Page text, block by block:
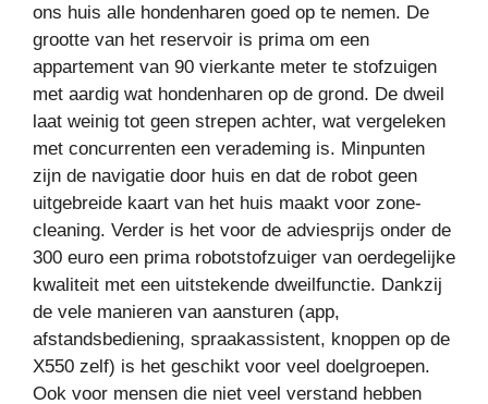
ons huis alle hondenharen goed op te nemen. De
grootte van het reservoir is prima om een
appartement van 90 vierkante meter te stofzuigen
met aardig wat hondenharen op de grond. De dweil
laat weinig tot geen strepen achter, wat vergeleken
met concurrenten een verademing is. Minpunten
zijn de navigatie door huis en dat de robot geen
uitgebreide kaart van het huis maakt voor zone-
cleaning. Verder is het voor de adviesprijs onder de
300 euro een prima robotstofzuiger van oerdegelijke
kwaliteit met een uitstekende dweilfunctie. Dankzij
de vele manieren van aansturen (app,
afstandsbediening, spraakassistent, knoppen op de
X550 zelf) is het geschikt voor veel doelgroepen.
Ook voor mensen die niet veel verstand hebben